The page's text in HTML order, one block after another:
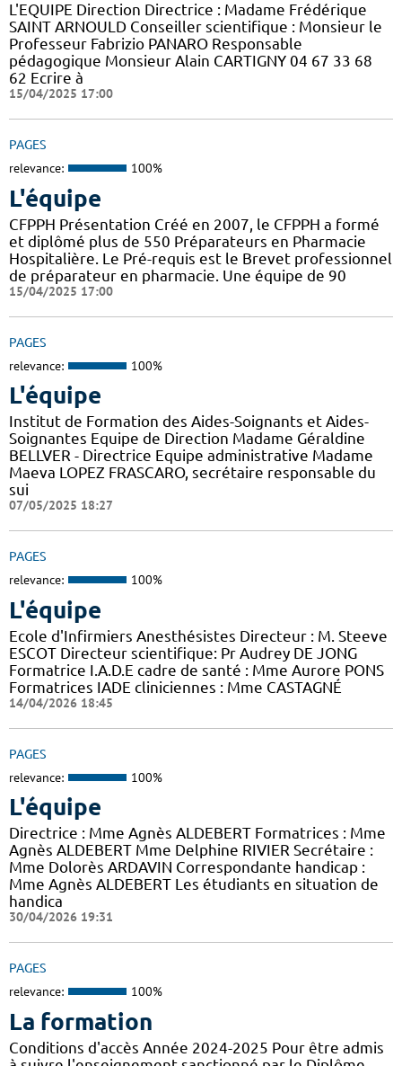
L'EQUIPE Direction Directrice : Madame Frédérique
SAINT ARNOULD Conseiller scientifique : Monsieur le
Professeur Fabrizio PANARO Responsable
pédagogique Monsieur Alain CARTIGNY 04 67 33 68
62 Ecrire à
15/04/2025 17:00
PAGES
relevance: 100%
L'équipe
CFPPH Présentation Créé en 2007, le CFPPH a formé
et diplômé plus de 550 Préparateurs en Pharmacie
Hospitalière. Le Pré-requis est le Brevet professionnel
de préparateur en pharmacie. Une équipe de 90
15/04/2025 17:00
PAGES
relevance: 100%
L'équipe
Institut de Formation des Aides-Soignants et Aides-
Soignantes Equipe de Direction Madame Géraldine
BELLVER - Directrice Equipe administrative Madame
Maeva LOPEZ FRASCARO, secrétaire responsable du
sui
07/05/2025 18:27
PAGES
relevance: 100%
L'équipe
Ecole d'Infirmiers Anesthésistes Directeur : M. Steeve
ESCOT Directeur scientifique: Pr Audrey DE JONG
Formatrice I.A.D.E cadre de santé : Mme Aurore PONS
Formatrices IADE cliniciennes : Mme CASTAGNÉ
14/04/2026 18:45
PAGES
relevance: 100%
L'équipe
Directrice : Mme Agnès ALDEBERT Formatrices : Mme
Agnès ALDEBERT Mme Delphine RIVIER Secrétaire :
Mme Dolorès ARDAVIN Correspondante handicap :
Mme Agnès ALDEBERT Les étudiants en situation de
handica
30/04/2026 19:31
PAGES
relevance: 100%
La formation
Conditions d'accès Année 2024-2025 Pour être admis